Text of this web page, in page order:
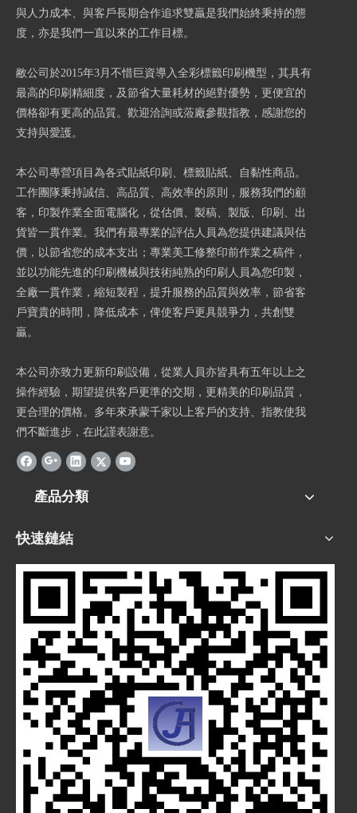
與人力成本、與客戶長期合作追求雙贏是我們始終秉持的態
度，亦是我們一直以來的工作目標。
敝公司於2015年3月不惜巨資導入全彩標籤印刷機型，其具有
最高的印刷精細度，及節省大量耗材的絕對優勢，更便宜的
價格卻有更高的品質。歡迎洽詢或蒞廠參觀指教，感謝您的
支持與愛護。
本公司專營項目為各式貼紙印刷、標籤貼紙、自黏性商品。
工作團隊秉持誠信、高品質、高效率的原則，服務我們的顧
客，印製作業全面電腦化，從估價、製稿、製版、印刷、出
貨皆一貫作業。我們有最專業的評估人員為您提供建議與估
價，以節省您的成本支出；專業美工修整印前作業之稿件，
並以功能先進的印刷機械與技術純熟的印刷人員為您印製，
全廠一貫作業，縮短製程，提升服務的品質與效率，節省客
戶寶貴的時間，降低成本，俾使客戶更具競爭力，共創雙
贏。
本公司亦致力更新印刷設備，從業人員亦皆具有五年以上之
操作經驗，期望提供客戶更準的交期，更精美的印刷品質，
更合理的價格。多年來承蒙千家以上客戶的支持、指教使我
們不斷進步，在此謹表謝意。
產品分類
快速鏈結